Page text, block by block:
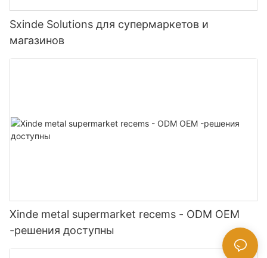
Sxinde Solutions для супермаркетов и
магазинов
Xinde metal supermarket recems - ODM OEM
-решения доступны